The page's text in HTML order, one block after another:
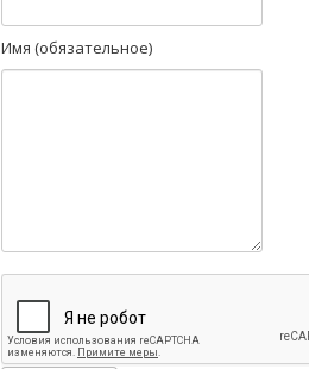
Имя (обязательное)